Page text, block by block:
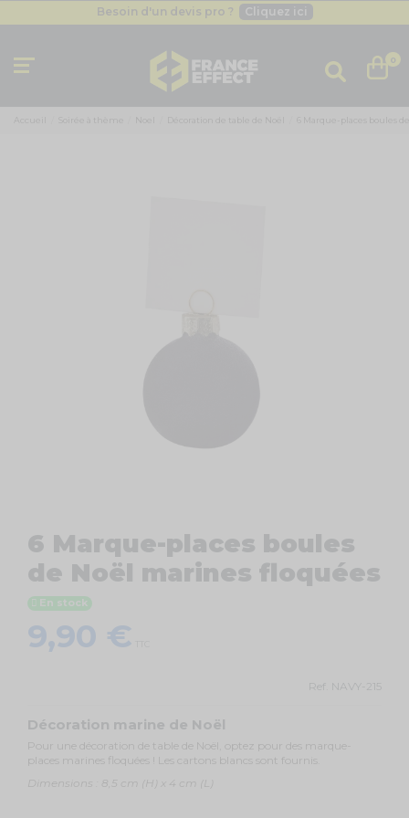
Besoin d'un devis pro ?
Cliquez ici
Besoin d'un devis pro ?
Cliquez ici
Livraison gratuite dès 49
0
Accueil Soirée à thème Décoration de table de Noël 6 Marque-places boules
6 Marque-places boules
de Noël marines floquées
En stock
9,90 €
Ref. NAVY-215
Décoration marine de Noël
Pour une décoration de table de Noël, optez pour des marque-
places marines floquées ! Les cartons blancs sont fournis.
Dimensions : 8,5 cm (H) x 4 cm (L)